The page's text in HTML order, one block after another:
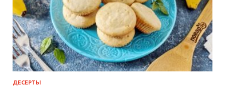
ДЕСЕРТЫ